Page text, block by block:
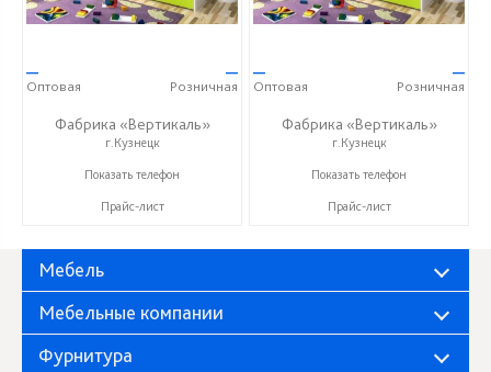
—
Оптовая
—
Розничная
Фабрика «Вертикаль»
г.Кузнецк
+7 (927) 38-059-88
Показать телефон
Прайс-лист
—
Оптовая
—
Розничная
Фабрика «Вертикаль»
г.Кузнецк
+7 (927) 38-059-88
Показать телефон
Прайс-лист
Мебель
Мебельные компании
Фурнитура